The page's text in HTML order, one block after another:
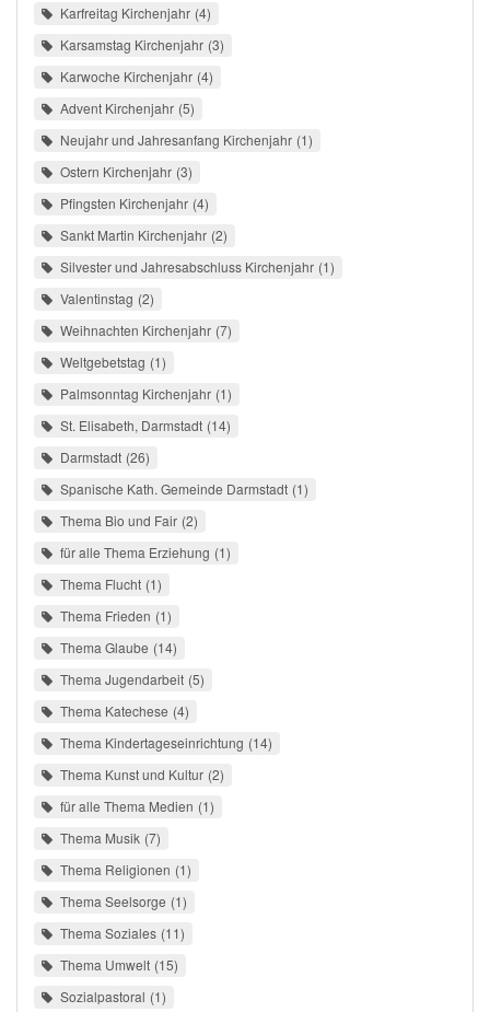
Karfreitag Kirchenjahr 4
Karsamstag Kirchenjahr 3
Karwoche Kirchenjahr 4
Advent Kirchenjahr 5
Neujahr und Jahresanfang Kirchenjahr 1
Ostern Kirchenjahr 3
Pfingsten Kirchenjahr 4
Sankt Martin Kirchenjahr 2
Silvester und Jahresabschluss Kirchenjahr 1
Valentinstag 2
Weihnachten Kirchenjahr 7
Weltgebetstag 1
Palmsonntag Kirchenjahr 1
St. Elisabeth, Darmstadt 14
Darmstadt 26
Spanische Kath. Gemeinde Darmstadt 1
Thema Bio und Fair 2
für alle Thema Erziehung 1
Thema Flucht 1
Thema Frieden 1
Thema Glaube 14
Thema Jugendarbeit 5
Thema Katechese 4
Thema Kindertageseinrichtung 14
Thema Kunst und Kultur 2
für alle Thema Medien 1
Thema Musik 7
Thema Religionen 1
Thema Seelsorge 1
Thema Soziales 11
Thema Umwelt 15
Sozialpastoral 1